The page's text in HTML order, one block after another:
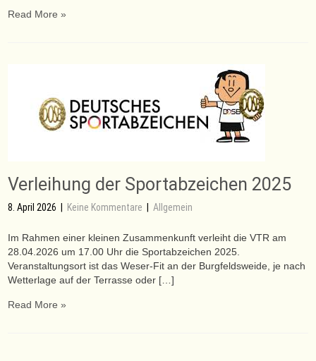
Read More »
Verleihung der Sportabzeichen 2025
8. April 2026 Keine Kommentare |Allgemein
Im Rahmen einer kleinen Zusammenkunft verleiht die VTR am
28.04.2026 um 17.00 Uhr die Sportabzeichen 2025.
Veranstaltungsort ist das Weser-Fit an der Burgfeldsweide, je nach
Wetterlage auf der Terrasse oder […]
Read More »